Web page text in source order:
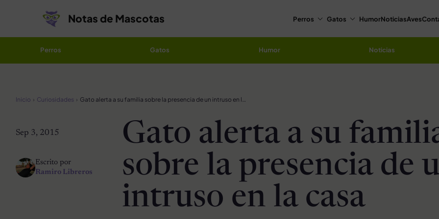
Notas de Mascotas Perros Gatos HumorNoticiasAves
Perros Gatos Humor Noticias
Inicio Curiosidades Gato alerta a su familia sobre la presencia de un intruso en la casa
Sep 3, 2015
Escrito por
Ramiro Libreros
Gato alerta a su
sobre la presencia de
intruso en la casa